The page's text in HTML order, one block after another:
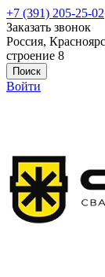
+7 (391) 205-25-02
Заказать звонок
Россия,
строение 8
Поиск
Войти